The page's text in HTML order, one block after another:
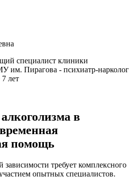
специалист клиники
им. Пирагова - психиатр-нарколог
лет
в
помощь
зависимости требует комплексного
опытных специалистов.